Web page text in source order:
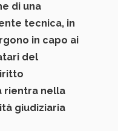
di una
tecnica, in
in capo ai
del
rientra nella
giudiziaria